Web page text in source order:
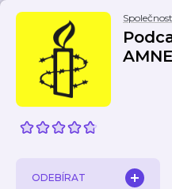
Společnost
ODEBÍRAT